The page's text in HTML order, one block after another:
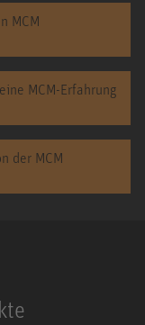
MCM
MCM-Erfahrung
der MCM